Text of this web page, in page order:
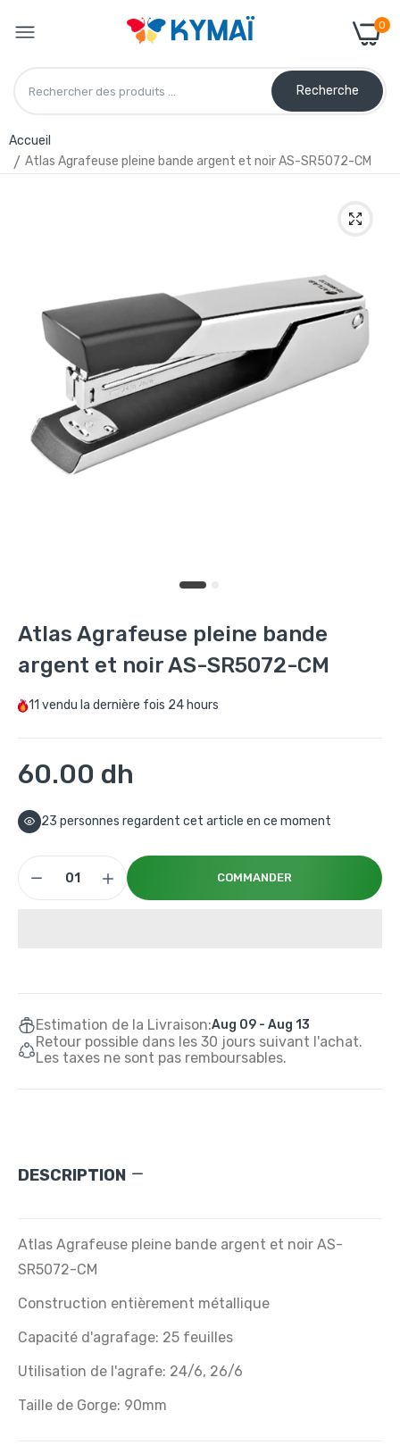
0
Recherche
Accueil
Atlas Agrafeuse pleine bande argent et noir AS-SR5072-CM
Atlas Agrafeuse pleine bande
argent et noir AS-SR5072-CM
11 vendu la dernière fois 24 hours
60.00 dh
23 personnes regardent cet article en ce moment
COMMANDER
Estimation de la Livraison:Aug 09 - Aug 13
Retour possible dans les 30 jours suivant l'achat.
Les taxes ne sont pas remboursables.
DESCRIPTION
Atlas Agrafeuse pleine bande argent et noir AS-
SR5072-CM
Construction entièrement métallique
Capacité d'agrafage: 25 feuilles
Utilisation de l'agrafe: 24/6, 26/6
Taille de Gorge: 90mm